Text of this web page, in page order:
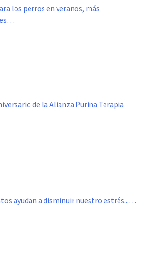
los perros en veranos, más
de la Alianza Purina Terapia
ayudan a disminuir nuestro estrés...…